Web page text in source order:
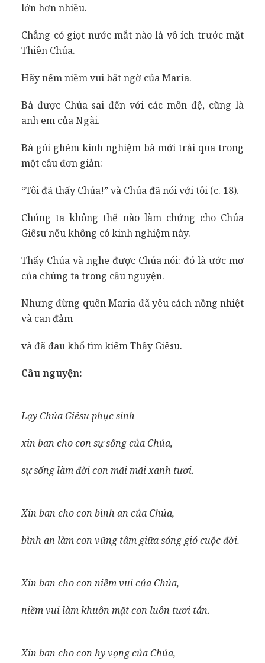
lớn hơn nhiều.
Chẳng có giọt nước mắt nào là vô ích trước mặt
Thiên Chúa.
Hãy nếm niềm vui bất ngờ của Maria.
Bà được Chúa sai đến với các môn đệ, cũng là
anh em của Ngài.
Bà gói ghém kinh nghiệm bà mới trải qua trong
một câu đơn giản:
“Tôi đã thấy Chúa!” và Chúa đã nói với tôi (c. 18).
Chúng ta không thể nào làm chứng cho Chúa
Giêsu nếu không có kinh nghiệm này.
Thấy Chúa và nghe được Chúa nói: đó là ước mơ
của chúng ta trong cầu nguyện.
Nhưng đừng quên Maria đã yêu cách nồng nhiệt
và can đảm
và đã đau khổ tìm kiếm Thầy Giêsu.
Cầu nguyện:
Lạy Chúa Giêsu phục sinh
xin ban cho con sự sống của Chúa,
sự sống làm đời con mãi mãi xanh tươi.
Xin ban cho con bình an của Chúa,
bình an làm con vững tâm giữa sóng gió cuộc đời.
Xin ban cho con niềm vui của Chúa,
niềm vui làm khuôn mặt con luôn tươi tắn.
Xin ban cho con hy vọng của Chúa,